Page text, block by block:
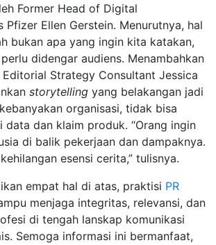
Former Head of Digital
Pfizer Ellen Gerstein. Menurutnya, hal
bukan apa yang ingin kita katakan,
didengar audiens. Menambahkan
Editorial Strategy Consultant Jessica
storytelling yang belakangan jadi
organisasi, tidak bisa
data dan klaim produk. “Orang ingin
di balik pekerjaan dan dampaknya.
esensi cerita,” tulisnya.
empat hal di atas, praktisi PR
menjaga integritas, relevansi, dan
di tengah lanskap komunikasi
Semoga informasi ini bermanfaat,